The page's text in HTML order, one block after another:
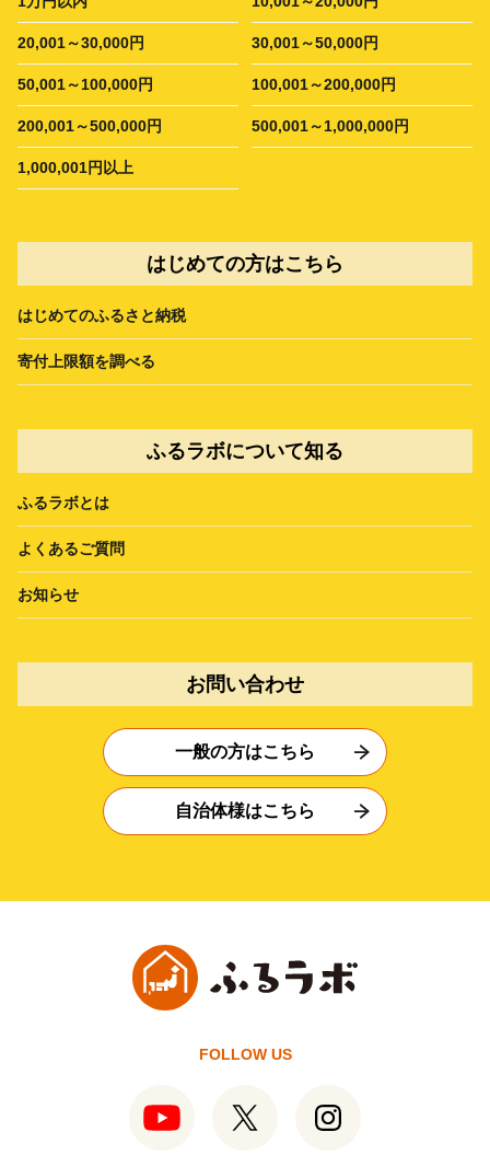
20,001～30,000円 30,001～50,000円
50,001～100,000円 100,001～200,000円
200,001～500,000円 500,001～1,000,000円
1,000,001円以上
はじめての方はこちら
はじめてのふるさと納税
寄付上限額を調べる
ふるラボについて知る
ふるラボとは
よくあるご質問
お知らせ
お問い合わせ
一般の方はこちら
自治体様はこちら
FOLLOW US